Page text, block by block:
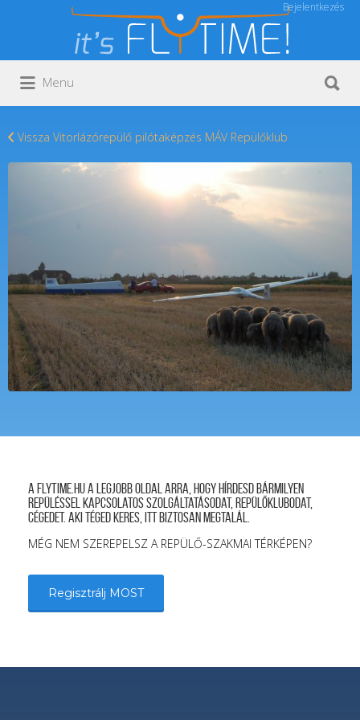
Bejelentkezés
Keresés:
Menu
Vissza Vitorlázórepülő pilótaképzés MÁV Repülőklub
A FLYTIME.HU a legjobb oldal arra, hogy hírdesd bármilyen
repüléssel kapcsolatos szolgáltatásodat, repülőklubodat,
cégedet. Aki téged keres, itt biztosan megtalál.
MÉG NEM SZEREPELSZ A REPÜLŐ-SZAKMAI TÉRKÉPEN?
Regisztrálj MOST